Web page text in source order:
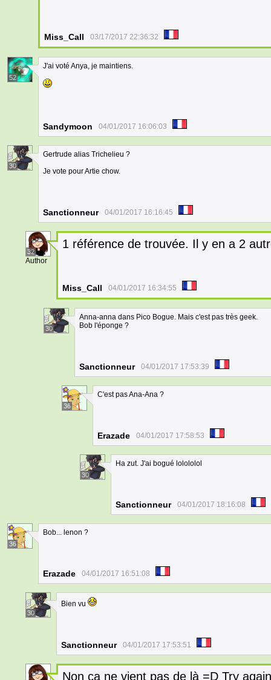
Miss_Call 03/17/2017 22:36:32
52
J'ai voté Anya, je maintiens.
Sandymoon 04/01/2017 16:06:03
30
Gertrude alias Trichelieu ?
Je vote pour Artie chow.
Sanctionneur 04/01/2017 16:16:45
32
Author
1 référence de trouvée. Il y en a 2
Miss_Call 04/01/2017 16:34:55
30
Anna-anna dans Pico Bogue. Mais c'est pas très geek.
Bob l'éponge ?
Sanctionneur 04/01/2017 17:53:39
36
C'est pas Ana-Ana ?
Erazade 04/01/2017 17:58:53
30
Ha zut. J'ai bogué lolololol
Sanctionneur 04/01/2017 18:16:08
36
Bob... lenon ?
Erazade 04/01/2017 16:51:08
30
Bien vu
Sanctionneur 04/01/2017 17:53:51
Non ça ne vient pas de là =D Try again